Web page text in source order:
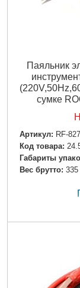
Паяльник
сумке
Артикул: RF-
Код товара:
Габариты
Вес брутто: 335